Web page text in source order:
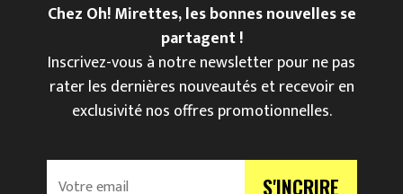
Chez Oh! Mirettes, les bonnes nouvelles se
partagent !
Inscrivez-vous à notre newsletter pour ne pas
rater les dernières nouveautés et recevoir en
exclusivité nos offres promotionnelles.
V
S'INCRIRE